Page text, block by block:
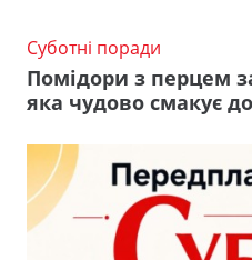
Суботні поради
Помідори з перцем
яка чудово смакує